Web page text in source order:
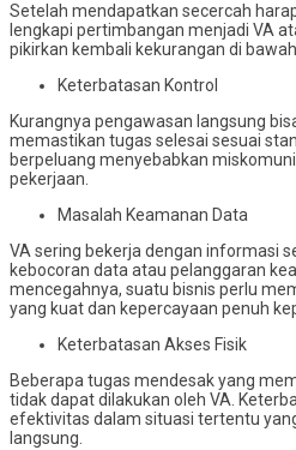
Setelah mendapatkan secercah
lengkapi pertimbangan menjadi VA
pikirkan kembali kekurangan di
Keterbatasan Kontrol
Kurangnya pengawasan langsung
memastikan tugas selesai sesuai
berpeluang menyebabkan
pekerjaan.
Masalah Keamanan Data
VA sering bekerja dengan informasi
kebocoran data atau pelanggaran
mencegahnya, suatu bisnis perlu
yang kuat dan kepercayaan penuh
Keterbatasan Akses Fisik
Beberapa tugas mendesak yang
tidak dapat dilakukan oleh VA.
efektivitas dalam situasi tertentu
langsung.